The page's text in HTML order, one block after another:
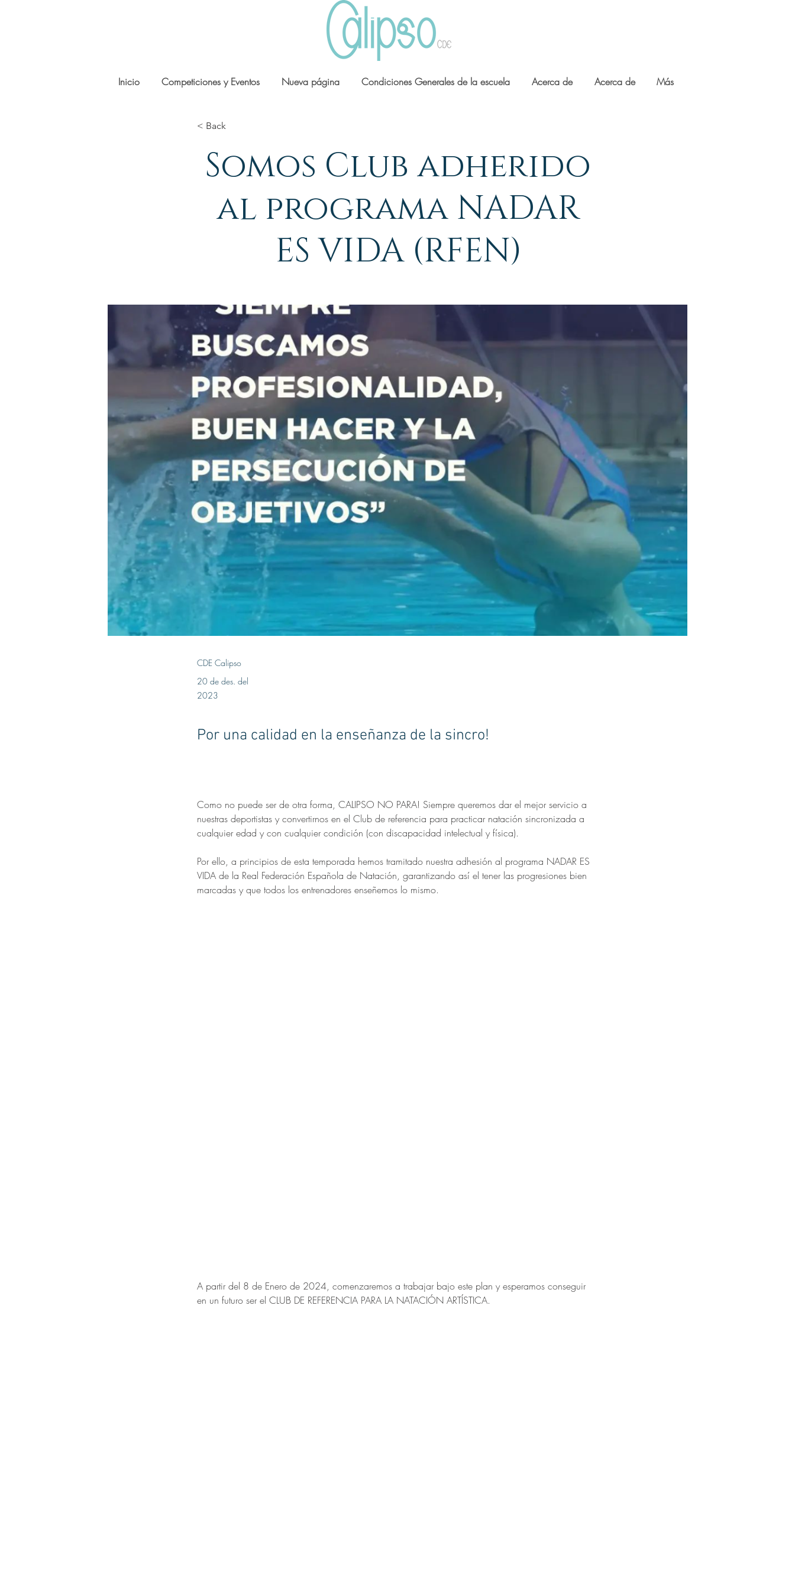
Inicio Competiciones y Eventos Nueva página Condiciones Generales de la escuela Acerca de Acerca de Más
< Back
Somos Club adherido
al programa NADAR
ES VIDA (RFEN)
CDE Calipso
20 de des. del
2023
Por una calidad en la enseñanza de la sincro!
Como no puede ser de otra forma, CALIPSO NO PARA! Siempre queremos dar el mejor servicio a
nuestras deportistas y convertirnos en el Club de referencia para practicar natación sincronizada a
cualquier edad y con cualquier condición (con discapacidad intelectual y física).
Por ello, a principios de esta temporada hemos tramitado nuestra adhesión al programa NADAR ES
VIDA de la Real Federación Española de Natación, garantizando así el tener las progresiones bien
marcadas y que todos los entrenadores enseñemos lo mismo.
A partir del 8 de Enero de 2024, comenzaremos a trabajar bajo este plan y esperamos conseguir
en un futuro ser el CLUB DE REFERENCIA PARA LA NATACIÓN ARTÍSTICA.